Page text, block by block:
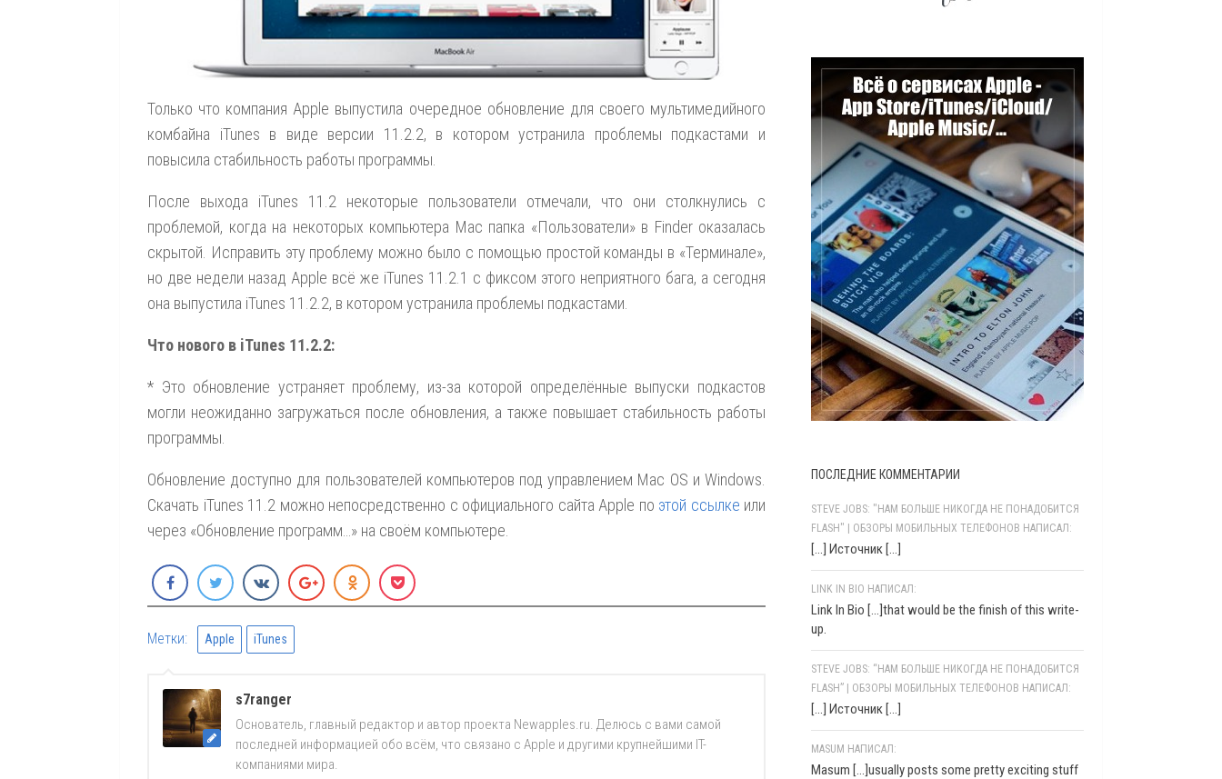
Только что компания Apple выпустила очередное обновление для своего мультимедийного
комбайна iTunes в виде версии 11.2.2, в котором устранила проблемы подкастами и
повысила стабильность работы программы.
После выхода iTunes 11.2 некоторые пользователи отмечали, что они столкнулись с
проблемой, когда на некоторых компьютера Mac папка «Пользователи» в Finder оказалась
скрытой. Исправить эту проблему можно было с помощью простой команды в «Терминале»,
но две недели назад Apple всё же iTunes 11.2.1 с фиксом этого неприятного бага, а сегодня
она выпустила iTunes 11.2.2, в котором устранила проблемы подкастами.
Что нового в iTunes 11.2.2:
* Это обновление устраняет проблему, из-за которой определённые выпуски подкастов
могли неожиданно загружаться после обновления, а также повышает стабильность работы
программы.
Обновление доступно для пользователей компьютеров под управлением Mac OS и Windows.
Скачать iTunes 11.2 можно непосредственно с официального сайта Apple по этой ссылке или
через «Обновление программ…» на своём компьютере.
Метки: Apple iTunes
s7ranger
Основатель, главный редактор и автор проекта Newapples.ru. Делюсь с вами самой
последней информацией обо всём, что связано с Apple и другими крупнейшими IT-
компаниями мира.
ПОСЛЕДНИЕ КОММЕНТАРИИ
STEVE JOBS: "НАМ БОЛЬШЕ НИКОГДА НЕ ПОНАДОБИТСЯ
FLASH" | ОБЗОРЫ МОБИЛЬНЫХ ТЕЛЕФОНОВ НАПИСАЛ:
[…] Источник […]
LINK IN BIO НАПИСАЛ:
Link In Bio [...]that would be the finish of this write-
up.
STEVE JOBS: “НАМ БОЛЬШЕ НИКОГДА НЕ ПОНАДОБИТСЯ
FLASH” | ОБЗОРЫ МОБИЛЬНЫХ ТЕЛЕФОНОВ НАПИСАЛ:
[…] Источник […]
MASUM НАПИСАЛ:
Masum [...]usually posts some pretty exciting stuff